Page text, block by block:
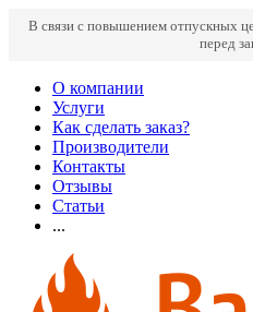
В связи с повышением отпускных
перед
О компании
Услуги
Как сделать заказ?
Производители
Контакты
Отзывы
Статьи
...